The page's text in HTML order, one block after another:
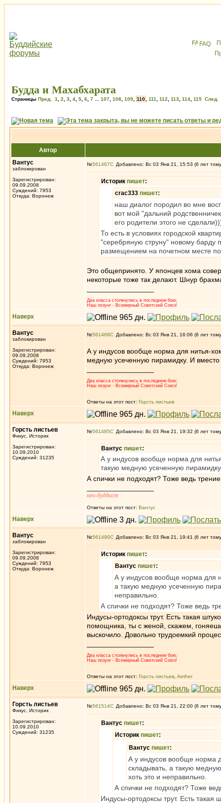
FAQ
Будда и Махабхарата
Страницы Пред. 1 2 3 4 5 6 7 107 108 109 110 111 112 113 114 115 След.
Автор
Вантус
заблокирован
Зарегистрирован:
09.09.2008
Суждений: 7953
Откуда: Воронеж
№561467 Добавлено: Вс 03 Янв 21, 15:53 (6 лет
Историк пишет:
crac333 пишет:
наш диалог породил во мне
вот мой "дальний
его родители этого не
То есть в условиях городской
"серебряную струну" новому барду
размещением на почетном месте
Это общепринято. У японцев хома
некоторые тоже так делают. Шнур
Два класса столкнулись в последнем бою;
Наш лозунг - Всемирный Советский Союз!
Наверх
Вантус
заблокирован
Зарегистрирован:
09.09.2008
Суждений: 7953
Откуда: Воронеж
№561468 Добавлено: Вс 03 Янв 21, 16:06 (6 лет
А у индусов вообще норма для нитья-
медную усеченную пирамидку. И вместо
Два класса столкнулись в последнем бою;
Наш лозунг - Всемирный Советский Союз!
Ответы на этот пост: Горсть листьев
Наверх
Горсть листьев
Фикус, Историк
Зарегистрирован:
10.09.2010
Суждений: 31235
№561485 Добавлено: Вс 03 Янв 21, 19:32 (6 лет
Вантус пишет:
А у индусов вообще норма для
такую медную усеченную
А спички не подходят? Тоже ведь
нео-буддист
Ответы на этот пост: Вантус
Наверх
Вантус
заблокирован
Зарегистрирован:
09.09.2008
Суждений: 7953
Откуда: Воронеж
№561490 Добавлено: Вс 03 Янв 21, 19:41 (6 лет
Историк пишет:
Вантус пишет:
А у индусов вообще норма для
а такую медную усеченную
неправильно.
А спички не подходят? Тоже ведь
Индусы-ортодоксы трут. Есть такая
помощника, ты с женой, скажем,
выскочило. Довольно трудоемкий
Два класса столкнулись в последнем бою;
Наш лозунг - Всемирный Советский Союз!
Ответы на этот пост: Горсть листьев Aether
Наверх
Горсть листьев
Фикус, Историк
Зарегистрирован:
10.09.2010
Суждений: 31235
№561514 Добавлено: Вс 03 Янв 21, 22:00 (6 лет
Вантус пишет:
Историк пишет:
Вантус пишет:
А у индусов вообще норма
складывать, а такую
хоть это и неправильно.
А спички не подходят? Тоже
Индусы-ортодоксы трут. Есть